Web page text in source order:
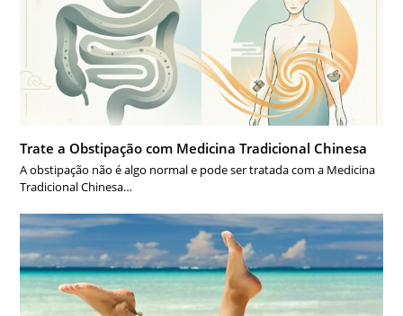
Trate a Obstipação com Medicina Tradicional Chinesa
A obstipação não é algo normal e pode ser tratada com a Medicina
Tradicional Chinesa…